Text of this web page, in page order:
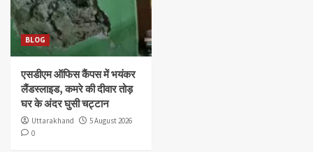
BLOG
एसडीएम ऑफिस कैंपस में भयंकर
लैंडस्लाइड, कमरे की दीवार तोड़
घर के अंदर घुसी चट्टान
Uttarakhand
5 August 2026
0